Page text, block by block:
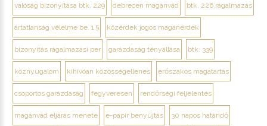
valóság bizonyítása btk. 229 debrecen magánvád btk. 226 rágalmazás
ártatlanság vélelme be. 1 § közérdek jogos magánérdek
bizonyítás rágalmazási per garázdaság tényállása btk. 339
köznyugalom kihívóan közösségellenes erőszakos magatartás
csoportos garázdaság fegyveresen rendőrségi feljelentés
magánvád eljárás menete e-papír benyújtás 30 napos határidő